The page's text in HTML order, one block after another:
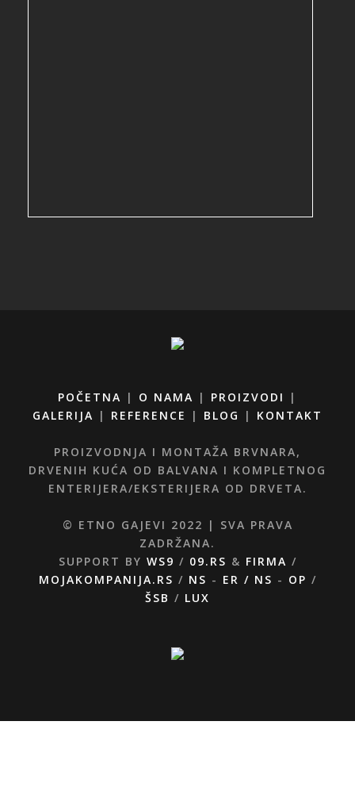
POČETNA | O NAMA | PROIZVODI
|
GALERIJA | REFERENCE | BLOG | KONTAKT
PROIZVODNJA I MONTAŽA BRVNARA,
DRVENIH KUĆA OD BALVANA I KOMPLETNOG
ENTERIJERA/EKSTERIJERA OD DRVETA.
© ETNO GAJEVI 2022 | SVA PRAVA
ZADRŽANA.
SUPPORT BY WS9 / 09.RS & FIRMA /
MOJAKOMPANIJA.RS / NS - ER / NS - OP /
ŠSB / LUX